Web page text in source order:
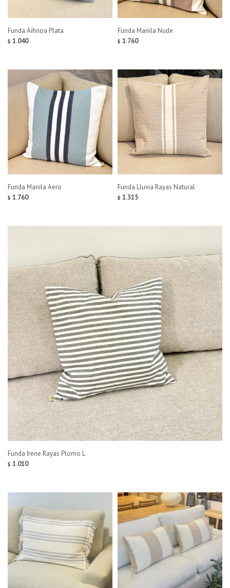
Funda Aihnoa Plata
$ 1.040
Funda Manila Nude
$ 1.760
Funda Manila Aero
$ 1.760
Funda Lluvia Rayas Natural
$ 1.315
Funda Irene Rayas Plomo L
$ 1.010